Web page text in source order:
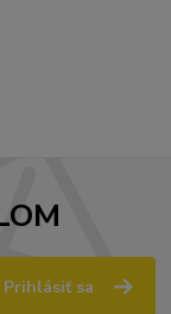
Prihlásiť sa